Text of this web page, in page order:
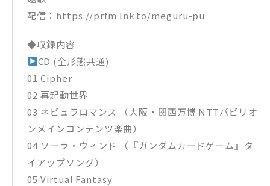
配信：https://prfm.lnk.to/meguru-pu
◆収録内容
CD (全形態共通)
01 Cipher
02 再起動世界
03 ネビュラロマンス （大阪・関西万博 NTTパビリオ
ンメインコンテンツ楽曲）
04 ソーラ・ウィンド （『ガンダムカードゲーム』タ
イアップソング）
05 Virtual Fantasy